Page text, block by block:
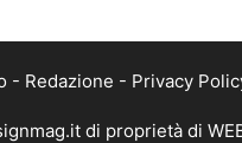
- Redazione - Privacy
di proprietà di